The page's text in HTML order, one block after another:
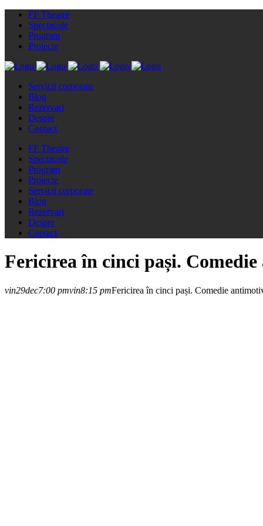
FF Theatre
Spectacole
Program
Proiecte
Servicii corporate
Blog
Rezervari
Despre
Contact
FF Theatre
Spectacole
Program
Proiecte
Servicii corporate
Blog
Rezervari
Despre
Contact
Fericirea în cinci pași.
vin29dec7:00 pmvin8:15 pmFericirea în cinci pași. Comedie